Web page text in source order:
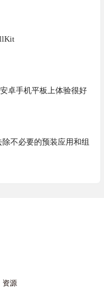
卓手机平板上体验很好
不必要的预装应用和组
资源